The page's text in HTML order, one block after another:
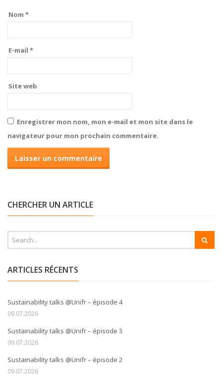
Nom *
E-mail *
Site web
Enregistrer mon nom, mon e-mail et mon site dans le
navigateur pour mon prochain commentaire.
CHERCHER UN ARTICLE
ARTICLES RÉCENTS
Sustainability talks @Unifr – épisode 4
09.07.2026
Sustainability talks @Unifr – épisode 3
09.07.2026
Sustainability talks @Unifr – épisode 2
09.07.2026